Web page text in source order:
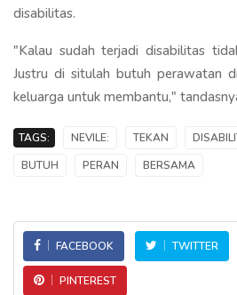
disabilitas.
"Kalau sudah terjadi disabilitas
Justru di situlah butuh perawatan
keluarga untuk membantu,"
TAGS: NEVILE: TEKAN
BUTUH
PERAN BERSAMA
FACEBOOK TWITTER
PINTEREST